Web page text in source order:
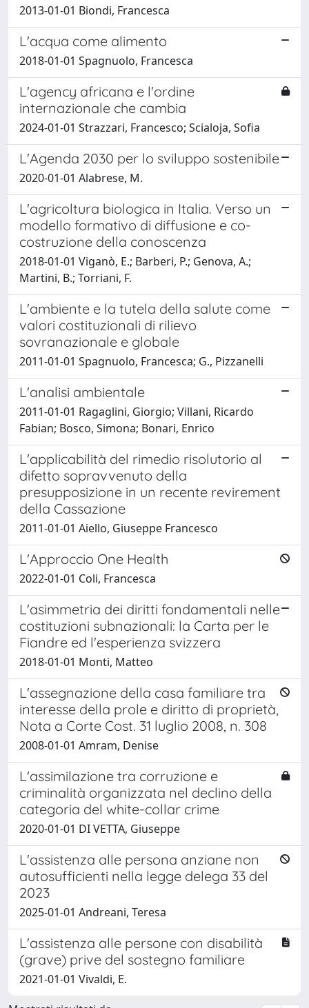
2013-01-01 Biondi, Francesca
L'acqua come alimento
2018-01-01 Spagnuolo, Francesca
L'agency africana e l'ordine
internazionale che cambia
2024-01-01 Strazzari, Francesco; Scialoja, Sofia
L'Agenda 2030 per lo sviluppo sostenibile
2020-01-01 Alabrese, M.
L'agricoltura biologica in Italia. Verso un
modello formativo di diffusione e co-
costruzione della conoscenza
2018-01-01 Viganò, E.; Barberi, P.; Genova, A.;
Martini, B.; Torriani, F.
L'ambiente e la tutela della salute come
valori costituzionali di rilievo
sovranazionale e globale
2011-01-01 Spagnuolo, Francesca; G., Pizzanelli
L'analisi ambientale
2011-01-01 Ragaglini, Giorgio; Villani, Ricardo
Fabian; Bosco, Simona; Bonari, Enrico
L'applicabilità del rimedio risolutorio al
difetto sopravvenuto della
presupposizione in un recente revirement
della Cassazione
2011-01-01 Aiello, Giuseppe Francesco
L'Approccio One Health
2022-01-01 Coli, Francesca
L'asimmetria dei diritti fondamentali nelle
costituzioni subnazionali: la Carta per le
Fiandre ed l'esperienza svizzera
2018-01-01 Monti, Matteo
L'assegnazione della casa familiare tra
interesse della prole e diritto di proprietà,
Nota a Corte Cost. 31 luglio 2008, n. 308
2008-01-01 Amram, Denise
L'assimilazione tra corruzione e
criminalità organizzata nel declino della
categoria del white-collar crime
2020-01-01 DI VETTA, Giuseppe
L'assistenza alle persona anziane non
autosufficienti nella legge delega 33 del
2023
2025-01-01 Andreani, Teresa
L'assistenza alle persone con disabilità
(grave) prive del sostegno familiare
2021-01-01 Vivaldi, E.